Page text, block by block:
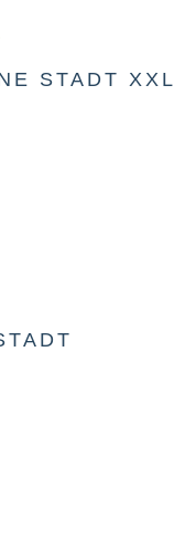
STADT XXL